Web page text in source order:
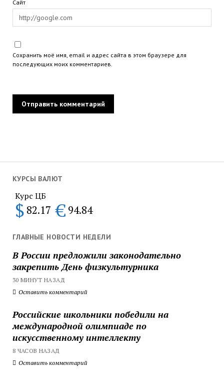
КУРСЫ ВАЛЮТ
Курс ЦБ
$ 82.17 € 94.84
ГЛАВНЫЕ НОВОСТИ НЕДЕЛИ
В России предложили законодательно
закрепить День физкультурника
30 МИНУТ НАЗАД
Оставить комментарий
Российские школьники победили на
международной олимпиаде по
искусственному интеллекту
8 ЧАСОВ НАЗАД
Оставить комментарий
Сайт
Сохранить моё имя, email и адрес сайта в этом браузере для
последующих моих комментариев.